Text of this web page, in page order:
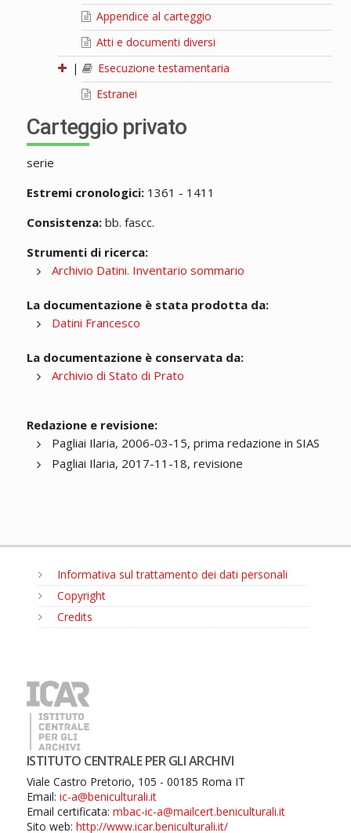
Appendice al carteggio
Atti e documenti diversi
|
Esecuzione testamentaria
Estranei
Carteggio privato
serie
Estremi cronologici:1361 - 1411
Consistenza:bb. fascc.
Strumenti di ricerca:
Archivio Datini. Inventario sommario
La documentazione è stata prodotta da:
Datini Francesco
La documentazione è conservata da:
Archivio di Stato di Prato
Redazione e revisione:
Pagliai Ilaria, 2006-03-15, prima redazione in SIAS
Pagliai Ilaria, 2017-11-18, revisione
Informativa sul trattamento dei dati personali
Copyright
Credits
ISTITUTO CENTRALE PER GLI ARCHIVI
Viale Castro Pretorio, 105 - 00185 Roma IT
Email: ic-a@beniculturali.it
Email certificata: mbac-ic-a@mailcert.beniculturali.it
Sito web: http://www.icar.beniculturali.it/